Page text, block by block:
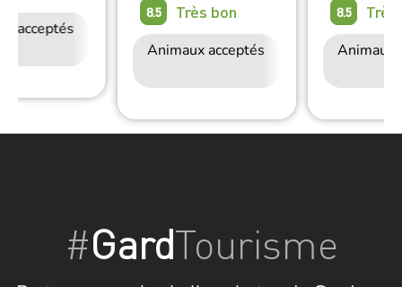
acceptés
Accès Internet
8.5 Très bon
Animaux acceptés
Accès Internet
8.5 Très
Animaux
#GardTourisme